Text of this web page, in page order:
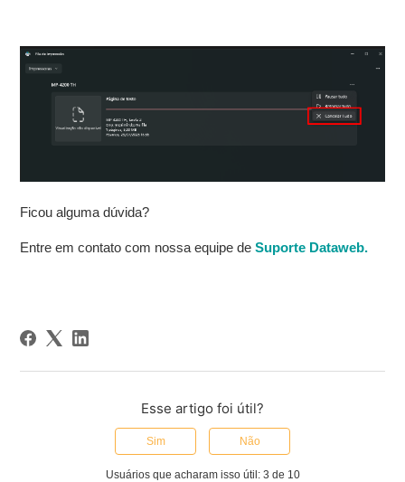
Ficou alguma dúvida?
Entre em contato com nossa equipe deSuporte Dataweb.
Esse artigo foi útil?
Sim Não
Usuários que acharam isso útil: 3 de 10